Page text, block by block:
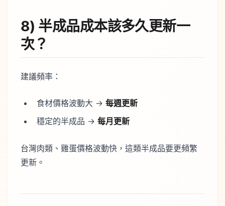
8) 半成品成本該多久更新一
次？
建議頻率：
食材價格波動大 → 每週更新
穩定的半成品 → 每月更新
台灣肉類、雞蛋價格波動快，這類半成品要更頻繁
更新。